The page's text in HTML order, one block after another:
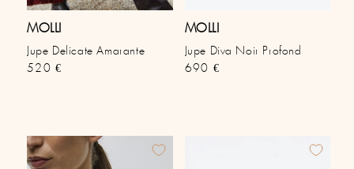
MOLLI
Jupe Delicate Amarante
Prix habituel
520 €
MOLLI
Jupe Diva Noir Profond
Prix habituel
690 €